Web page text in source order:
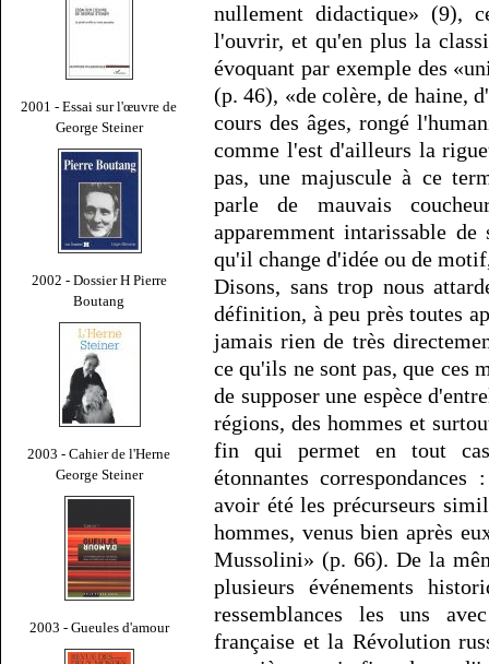
2001 - Essai sur l'œuvre de
George Steiner
2002 - Dossier H Pierre
Boutang
2003 - Cahier de l'Herne
George Steiner
2003 - Gueules d'amour
nullement didactique» (9),
l'ouvrir, et qu'en plus la
évoquant par exemple des
(p. 46), «de colère, de haine,
cours des âges, rongé
comme l'est d'ailleurs la
pas, une majuscule à ce
parle de mauvais
apparemment intarissable
qu'il change d'idée ou de
Disons, sans trop nous
définition, à peu près toutes
jamais rien de très
ce qu'ils ne sont pas, que ces
de supposer une espèce
régions, des hommes et
fin qui permet en tout
étonnantes
avoir été les précurseurs
hommes, venus bien après
Mussolini» (p. 66). De la
plusieurs événements
ressemblances les uns
française et la Révolution